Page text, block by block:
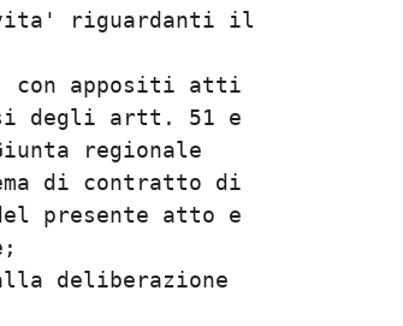
attivita' riguardanti il
8);
con appositi atti
ai sensi degli artt. 51 e
della Giunta regionale
schema di contratto di
del presente atto e
8) che precede;
dalla deliberazione
181/02: